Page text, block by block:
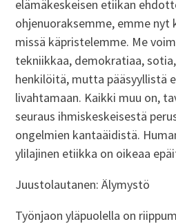
elämäkeskeisen etiikan
ohjenuoraksemme, emme nyt
missä käpristelemme. Me
tekniikkaa, demokratiaa,
henkilöitä, mutta pääsyyllistä
livahtamaan. Kaikki muu on,
seuraus ihmiskeskeisestä
ongelmien kantaäidistä.
ylilajinen etiikka on oikeaa
Juustolautanen: Älymystö
Työnjaon yläpuolella on